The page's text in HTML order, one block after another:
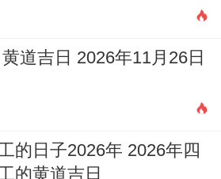
道吉日 2026年11月26日
的日子2026年 2026年四
的黄道吉日